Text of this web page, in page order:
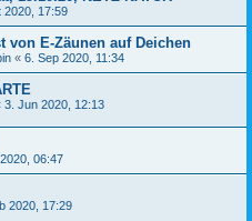
2020, 17:59
von E-Zäunen auf Deichen
« 6. Sep 2020, 11:34
3. Jun 2020, 12:13
06:47
2020, 17:29